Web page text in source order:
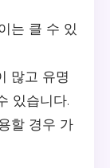
는 클 수 있
많고 유명
있습니다.
할 경우 가